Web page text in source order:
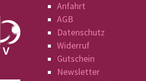
Anfahrt
AGB
Datenschutz
Widerruf
Gutschein
Newsletter